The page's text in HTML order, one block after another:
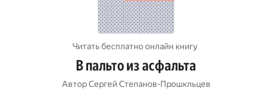
Читать бесплатно онлайн книгу
В пальто из асфальта
Автор Сергей Степанов-Прошкльцев